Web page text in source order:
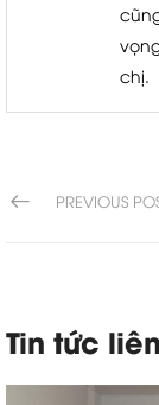
chị.
PREVIOUS
Tin tức